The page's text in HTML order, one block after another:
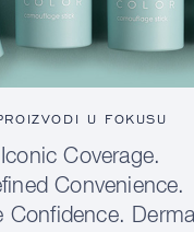
U FOKUSU
Iconic Coverage.
Convenience.
Confidence.